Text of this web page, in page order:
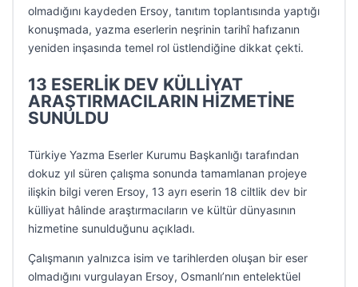
olmadığını kaydeden Ersoy, tanıtım toplantısında yaptığı
konuşmada, yazma eserlerin neşrinin tarihî hafızanın
yeniden inşasında temel rol üstlendiğine dikkat çekti.
13 ESERLİK DEV KÜLLİYAT
ARAŞTIRMACILARIN HİZMETİNE
SUNULDU
Türkiye Yazma Eserler Kurumu Başkanlığı tarafından
dokuz yıl süren çalışma sonunda tamamlanan projeye
ilişkin bilgi veren Ersoy, 13 ayrı eserin 18 ciltlik dev bir
külliyat hâlinde araştırmacıların ve kültür dünyasının
hizmetine sunulduğunu açıkladı.
Çalışmanın yalnızca isim ve tarihlerden oluşan bir eser
olmadığını vurgulayan Ersoy, Osmanlı’nın entelektüel